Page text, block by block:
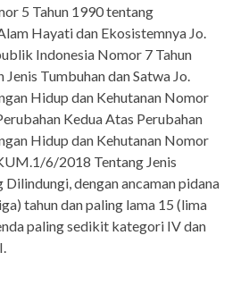
5 Tahun 1990 tentang
Hayati dan Ekosistemnya Jo.
Indonesia Nomor 7 Tahun
Tumbuhan dan Satwa Jo.
Hidup dan Kehutanan Nomor
Kedua Atas Perubahan
Hidup dan Kehutanan Nomor
6/2018 Tentang Jenis
Dilindungi, dengan ancaman pidana
tahun dan paling lama 15 (lima
paling sedikit kategori IV dan